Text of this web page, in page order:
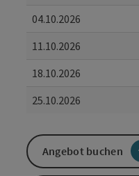
04.10.2026
11.10.2026
18.10.2026
25.10.2026
Angebot buchen